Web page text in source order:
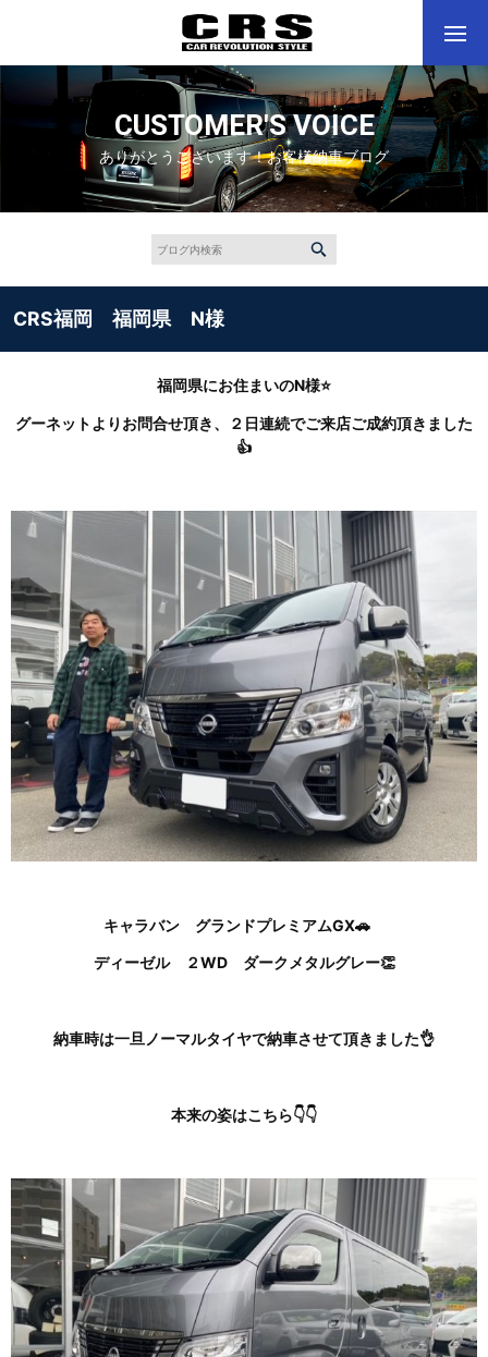
CUSTOMER'S VOICE
ありがとうございます！お客様納車ブログ
CRS福岡 福岡県 N様
福岡県にお住まいのN様⭐
グーネットよりお問合せ頂き、２日連続でご来店ご成約頂きました
👍
キャラバン グランドプレミアムGX🚗
ディーゼル ２WD ダークメタルグレー👏
納車時は一旦ノーマルタイヤで納車させて頂きました👌
本来の姿はこちら👇👇